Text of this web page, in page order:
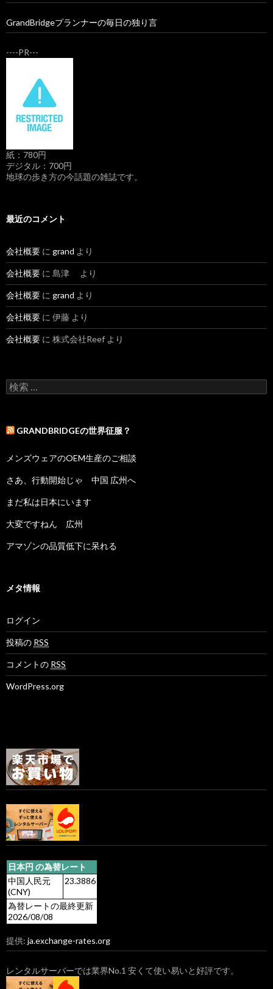
GrandBridgeプランナーの毎日の独り言
----PR---
紙：780円
デジタル：700円
地球の歩き方の今話題の雑誌です。
最近のコメント
会社概要 に grand より
会社概要 に 島津 より
会社概要 に grand より
会社概要 に 伊藤 より
会社概要 に 株式会社Reef より
検索:
GRANDBRIDGEの世界征服？
メンズウェアのOEM生産のご相談
さあ、行動開始じゃ 中国 広州へ
まだ私は日本にいます
大変ですねん 広州
アマゾンの品質低下に呆れる
メタ情報
ログイン
投稿の RSS
コメントの RSS
WordPress.org
日本円 の為替レート
中国人民元
(CNY)
23.3886
為替レートの最終更新
2026/08/08
提供: ja.exchange-rates.org
レンタルサーバーでは業界No.1 安くて使い易いと好評です。